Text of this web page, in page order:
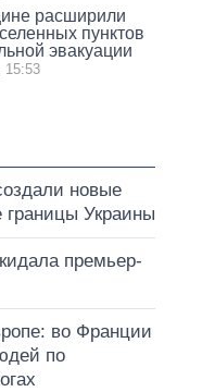
расширили
пунктов
эвакуации
15:53
новые
границы Украины
премьер-
во Франции
по